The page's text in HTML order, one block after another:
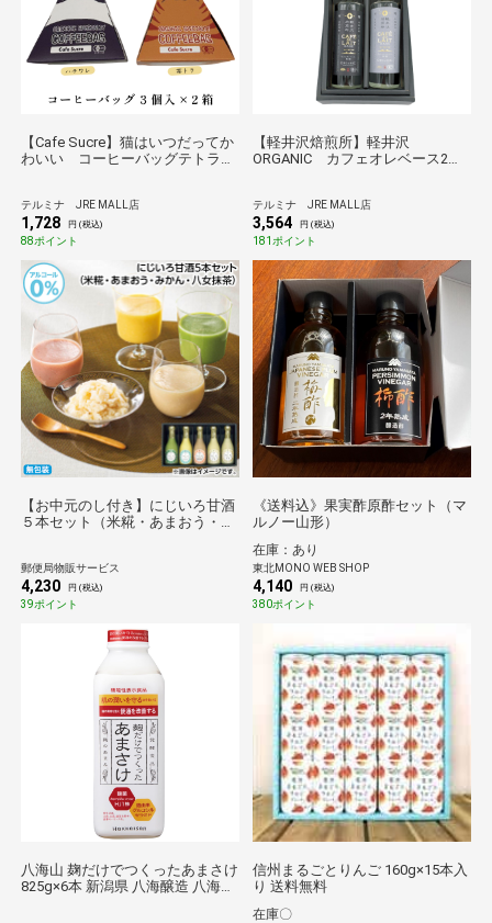
【Cafe Sucre】猫はいつだってか
わいい コーヒーバッグテトラ
テルミナ JRE MALL店
1,728 円 (税込)
88ポイント
【軽井沢焙煎所】軽井沢
ORGANIC カフェオレベース2種
テルミナ JRE MALL店
3,564 円 (税込)
181ポイント
【お中元のし付き】にじいろ甘酒
５本セット（米糀・あまおう・み
郵便局物販サービス
4,230 円 (税込)
39ポイント
《送料込》果実酢原酢セット（マ
ルノー山形）
在庫：あり
東北MONO WEB SHOP
4,140 円 (税込)
380ポイント
八海山 麹だけでつくったあまさけ
825g×6本 新潟県 八海醸造 八海山
信州まるごとりんご 160g×15本入
り 送料無料
在庫〇